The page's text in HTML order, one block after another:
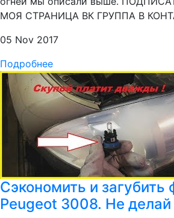
МОЯ СТРАНИЦА ВК ГРУППА В
05 Nov 2017
Подробнее
Сэкономить и загубить
Peugeot 3008. Не делай